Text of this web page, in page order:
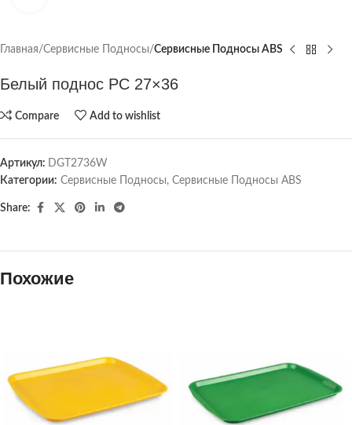
Главная Сервисные Подносы Сервисные Подносы ABS
Белый поднос PC 27×36
Compare Add to wishlist
Артикул: DGT2736W
Категории: Сервисные Подносы, Сервисные Подносы ABS
Share:
Похожие